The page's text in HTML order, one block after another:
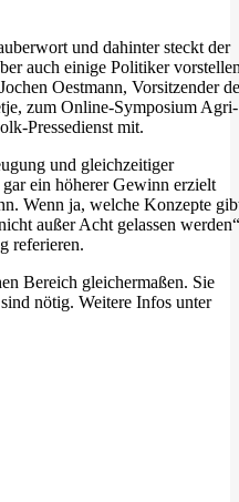
und dahinter steckt der
auch einige Politiker
Oestmann, Vorsitzender
zum Online-Symposium Agri-
Pressedienst mit.
und gleichzeitiger
ein höherer Gewinn erzielt
Wenn ja, welche Konzepte
außer Acht gelassen
referieren.
Bereich gleichermaßen. Sie
nötig. Weitere Infos unter